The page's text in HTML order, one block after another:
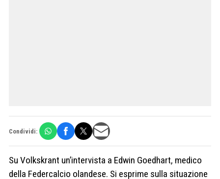
Condividi:
Su Volkskrant un’intervista a Edwin Goedhart, medico
della Federcalcio olandese. Si esprime sulla situazione